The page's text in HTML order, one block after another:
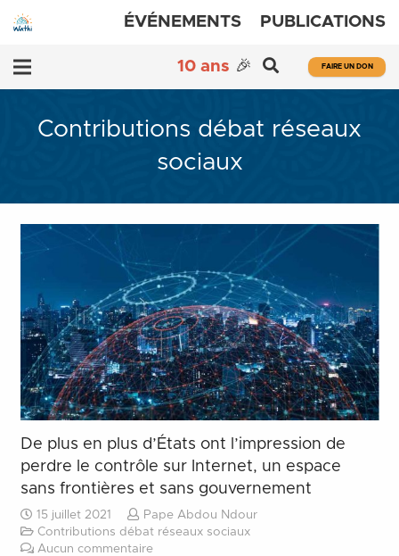
ÉVÉNEMENTS PUBLICATIONS
10 ans 🎉 FAIRE UN DON
Contributions débat réseaux
sociaux
De plus en plus d’États ont l’impression de
perdre le contrôle sur Internet, un espace
sans frontières et sans gouvernement
15 juillet 2021
Pape Abdou Ndour
Contributions débat réseaux sociaux
Aucun commentaire